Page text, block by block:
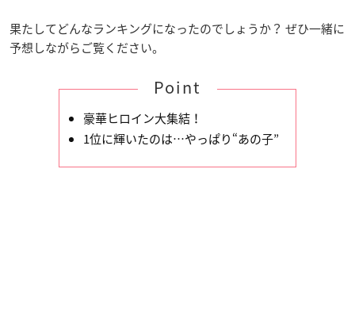
果たしてどんなランキングになったのでしょうか？ ぜひ一緒に
予想しながらご覧ください。
Point
豪華ヒロイン大集結！
1位に輝いたのは…やっぱり“あの子”